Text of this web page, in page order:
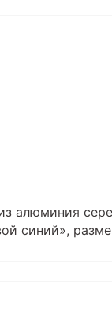
алюминия
синий»,